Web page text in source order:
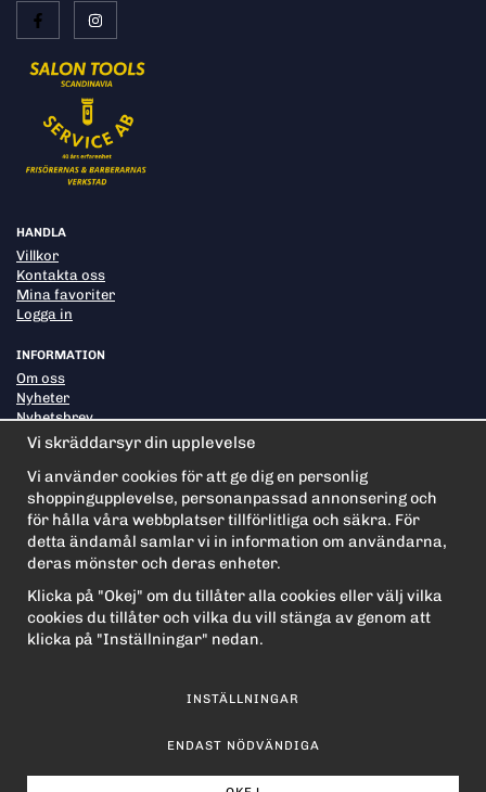
HANDLA
Villkor
Kontakta oss
Mina favoriter
Logga in
INFORMATION
Om oss
Nyheter
Nyhetsbrev
Om cookies
PRENUMERERA PÅ NYHETSBREVET FÖR VÅRA BÄSTA
ERBJUDANDEN OCH NYHETER!
E-
postadress
Vi skräddarsyr din upplevelse
Vi använder cookies för att ge dig en personlig
shoppingupplevelse, personanpassad annonsering och
för hålla våra webbplatser tillförlitliga och säkra. För
detta ändamål samlar vi in information om användarna,
deras mönster och deras enheter.
Klicka på "Okej" om du tillåter alla cookies eller välj vilka
cookies du tillåter och vilka du vill stänga av genom att
klicka på "Inställningar" nedan.
INSTÄLLNINGAR
ENDAST NÖDVÄNDIGA